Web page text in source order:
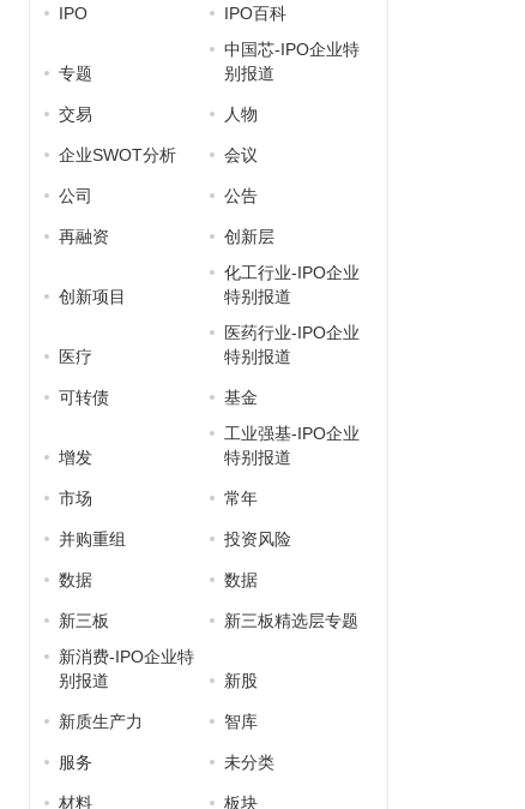
IPO IPO百科
专题
中国芯-IPO企业特
别报道
交易 人物
企业SWOT分析 会议
公司 公告
再融资 创新层
创新项目
化工行业-IPO企业
特别报道
医疗
医药行业-IPO企业
特别报道
可转债 基金
增发
工业强基-IPO企业
特别报道
市场 常年
并购重组 投资风险
数据 数据
新三板
新三板精选层专题
新消费-IPO企业特
别报道
新股
新质生产力 智库
服务 未分类
材料
板块